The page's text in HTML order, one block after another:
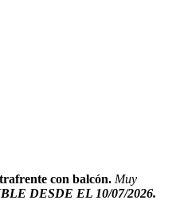
con balcón. Muy
DESDE EL 10/07/2026.